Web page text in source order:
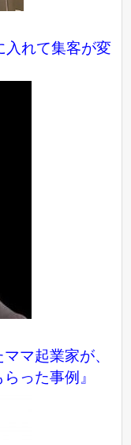
入れて集客が変
マ起業家が、
った事例』